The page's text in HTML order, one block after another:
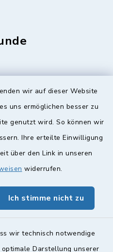
wir auf dieser Website
uns ermöglichen besser zu
genutzt wird. So können wir
Ihre erteilte Einwilligung
über den Link in unseren
widerrufen.
Ich stimme nicht zu
wir technisch notwendige
Darstellung unserer